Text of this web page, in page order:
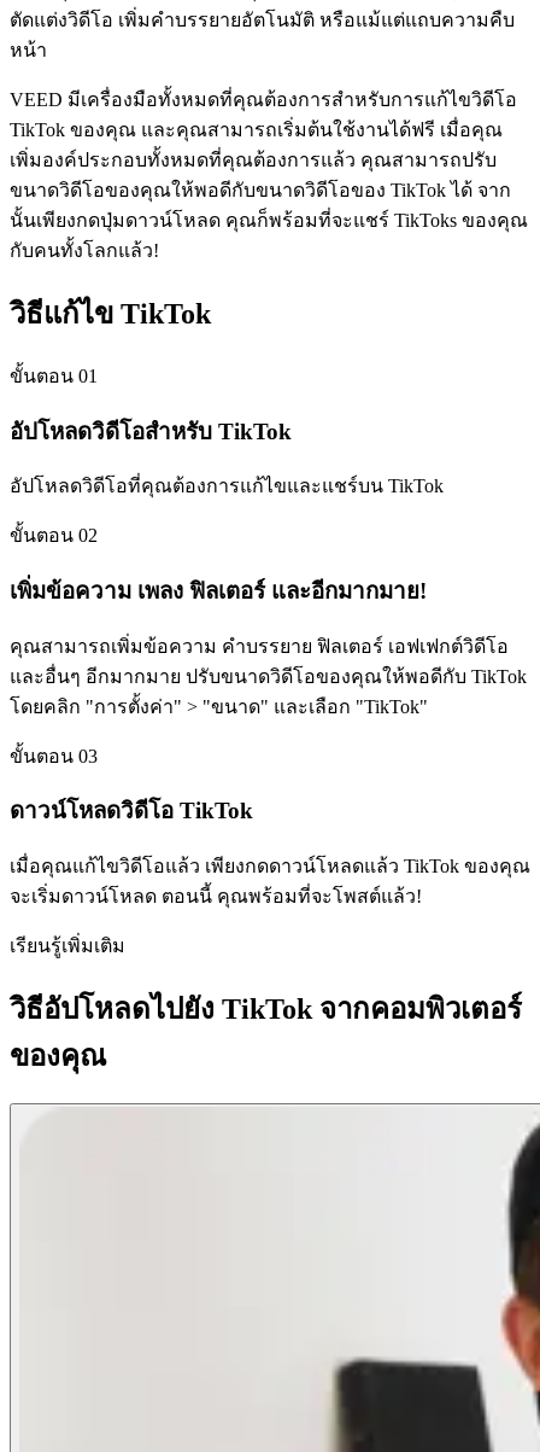
ตัดแต่งวิดีโอ เพิ่มคำบรรยายอัตโนมัติ หรือแม้แต่แถบความคืบ
หน้า
VEED มีเครื่องมือทั้งหมดที่คุณต้องการสำหรับการแก้ไขวิดีโอ
TikTok ของคุณ และคุณสามารถเริ่มต้นใช้งานได้ฟรี เมื่อคุณ
เพิ่มองค์ประกอบทั้งหมดที่คุณต้องการแล้ว คุณสามารถปรับ
ขนาดวิดีโอของคุณให้พอดีกับขนาดวิดีโอของ TikTok ได้ จาก
นั้นเพียงกดปุ่มดาวน์โหลด คุณก็พร้อมที่จะแชร์ TikToks ของคุณ
กับคนทั้งโลกแล้ว!
วิธีแก้ไข TikTok
ขั้นตอน 01
อัปโหลดวิดีโอสำหรับ TikTok
อัปโหลดวิดีโอที่คุณต้องการแก้ไขและแชร์บน TikTok
ขั้นตอน 02
เพิ่มข้อความ เพลง ฟิลเตอร์ และอีกมากมาย!
คุณสามารถเพิ่มข้อความ คำบรรยาย ฟิลเตอร์ เอฟเฟกต์วิดีโอ
และอื่นๆ อีกมากมาย ปรับขนาดวิดีโอของคุณให้พอดีกับ TikTok
โดยคลิก "การตั้งค่า" > "ขนาด" และเลือก "TikTok"
ขั้นตอน 03
ดาวน์โหลดวิดีโอ TikTok
เมื่อคุณแก้ไขวิดีโอแล้ว เพียงกดดาวน์โหลดแล้ว TikTok ของคุณ
จะเริ่มดาวน์โหลด ตอนนี้ คุณพร้อมที่จะโพสต์แล้ว!
เรียนรู้เพิ่มเติม
วิธีอัปโหลดไปยัง TikTok จากคอมพิวเตอร์
ของคุณ